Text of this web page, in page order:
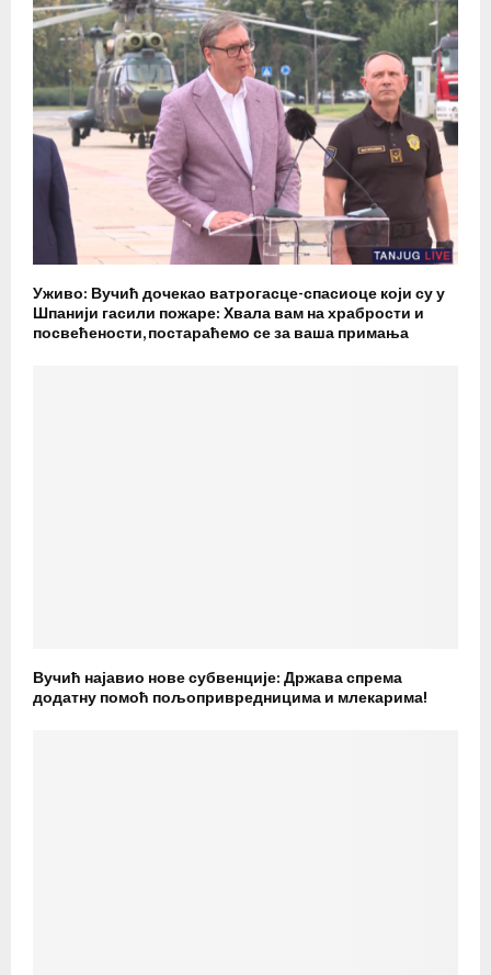
Уживо: Вучић дочекао ватрогасце-спасиоце који су у
Шпанији гасили пожаре: Хвала вам на храбрости и
посвећености, постараћемо се за ваша примања
Вучић најавио нове субвенције: Држава спрема
додатну помоћ пољопривредницима и млекарима!